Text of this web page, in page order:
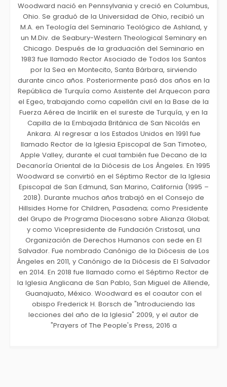
Woodward nació en Pennsylvania y creció en Columbus,
Ohio. Se graduó de la Universidad de Ohio, recibió un
M.A. en Teología del Seminario Teológico de Ashland, y
un M.Div. de Seabury-Western Theological Seminary en
Chicago. Después de la graduación del Seminario en
1983 fue llamado Rector Asociado de Todos los Santos
por la Sea en Montecito, Santa Bárbara, sirviendo
durante cinco años. Posteriormente pasó dos años en la
República de Turquía como Asistente del Arquecon para
el Egeo, trabajando como capellán civil en la Base de la
Fuerza Aérea de Incirlik en el sureste de Turquía, y en la
Capilla de la Embajada Británica de San Nicolás en
Ankara. Al regresar a los Estados Unidos en 1991 fue
llamado Rector de la Iglesia Episcopal de San Timoteo,
Apple Valley, durante el cual también fue Decano de la
Decanoría Oriental de la Diócesis de Los Ángeles. En 1995
Woodward se convirtió en el Séptimo Rector de la Iglesia
Episcopal de San Edmund, San Marino, California (1995 –
2018). Durante muchos años trabajó en el Consejo de
Hillsides Home for Children, Pasadena; como Presidente
del Grupo de Programa Diocesano sobre Alianza Global;
y como Vicepresidente de Fundación Cristosal, una
Organización de Derechos Humanos con sede en El
Salvador. Fue nombrado Canónigo de la Diócesis de Los
Ángeles en 2011, y Canónigo de la Diócesis de El Salvador
en 2014. En 2018 fue llamado como el Séptimo Rector de
la Iglesia Anglicana de San Pablo, San Miguel de Allende,
Guanajuato, México. Woodward es el coautor con el
obispo Frederick H. Borsch de "Introduciendo las
lecciones del año de la Iglesia" 2009, y el autor de
"Prayers of The People's Press, 2016 a